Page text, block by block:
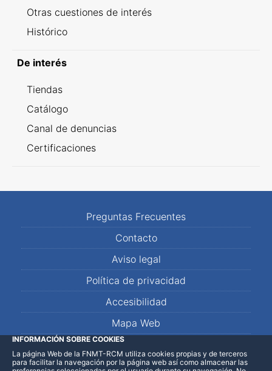
Otras cuestiones de interés
Histórico
De interés
Tiendas
Catálogo
Canal de denuncias
Certificaciones
Preguntas Frecuentes
Contacto
Aviso legal
Política de privacidad
Accesibilidad
Mapa Web
LinkedInFacebookWhatsApp
INFORMACIÓN SOBRE COOKIES
La página Web de la FNMT-RCM utiliza cookies propias y de terceros
para facilitar la navegación por la página web así como almacenar las